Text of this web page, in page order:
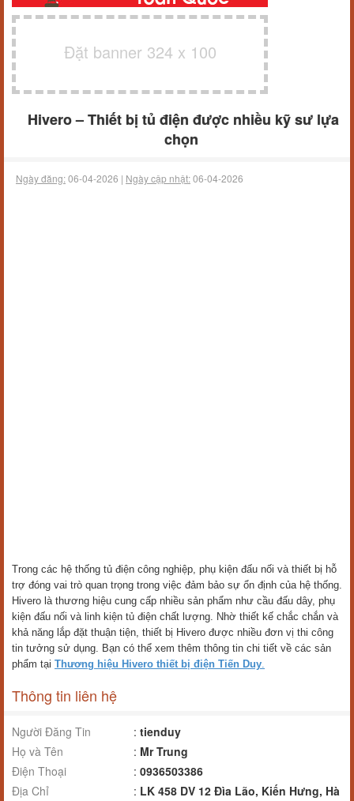
Đặt banner 324 x 100
Hivero – Thiết bị tủ điện được nhiều kỹ sư lựa
chọn
Ngày đăng:06-04-2026 | Ngày cập nhật:06-04-2026
Trong các hệ thống tủ điện công nghiệp, phụ kiện đấu nối và thiết bị hỗ
trợ đóng vai trò quan trọng trong việc đảm bảo sự ổn định của hệ thống.
Hivero là thương hiệu cung cấp nhiều sản phẩm như cầu đấu dây, phụ
kiện đấu nối và linh kiện tủ điện chất lượng. Nhờ thiết kế chắc chắn và
khả năng lắp đặt thuận tiện, thiết bị Hivero được nhiều đơn vị thi công
tin tưởng sử dụng. Bạn có thể xem thêm thông tin chi tiết về các sản
phẩm tại Thương hiệu Hivero thiết bị điện Tiến Duy.
Thông tin liên hệ
Người Đăng Tin : tienduy
Họ và Tên
: Mr Trung
Điện Thoại
: 0936503386
Địa Chỉ
: LK 458 DV 12 Đìa Lão, Kiến Hưng, Hà